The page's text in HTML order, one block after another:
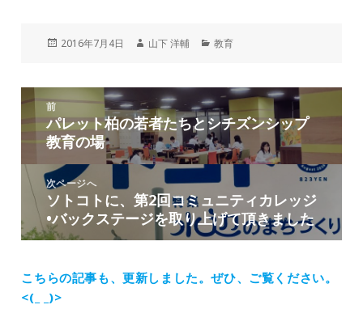
投
2016年7月4日
作
山下 洋輔
カ
リ
ー
教育
ゲ
ー
ョ
前
前
の
投
稿:
パレット柏の若者たちとシチズンシップ
教育の場
次ページへ
次
の
投
ソトコトに、第2回コミュニティカレッジ
•バックステージを取り上げて頂きました
こちらの記事も、更新しました。ぜひ、ご覧ください。
<(_ _)>